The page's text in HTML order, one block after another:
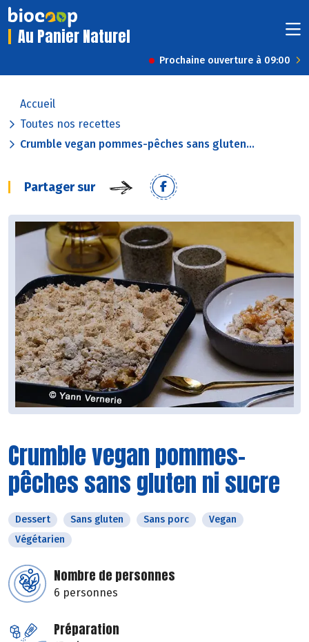
Au Panier Naturel
Prochaine ouverture à 09:00
Accueil
Toutes nos recettes
Crumble vegan pommes-pêches sans gluten...
Partager sur
Crumble vegan pommes-
pêches sans gluten ni sucre
Dessert Sans gluten Sans porc
Vegan
Végétarien
Nombre de personnes
6 personnes
Préparation